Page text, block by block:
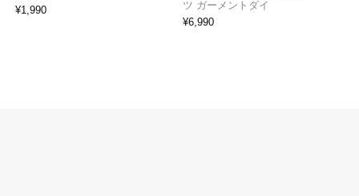
¥1,990
ツ ガーメントダイ
¥6,990